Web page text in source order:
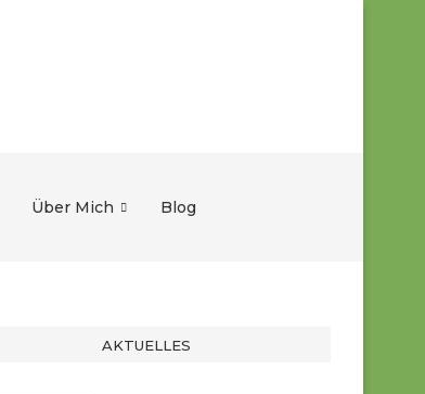
Über Mich Blog
AKTUELLES